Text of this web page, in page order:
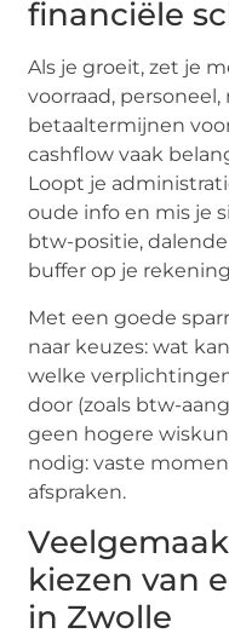
financiële
Als je groeit, zet je
voorraad,
betaaltermijnen
cashflow vaak
Loopt je
oude info en mis je
btw-positie,
buffer op je
Met een goede
naar keuzes: wat
welke
door (zoals btw-
geen hogere
nodig: vaste
afspraken.
kiezen van
in Zwolle